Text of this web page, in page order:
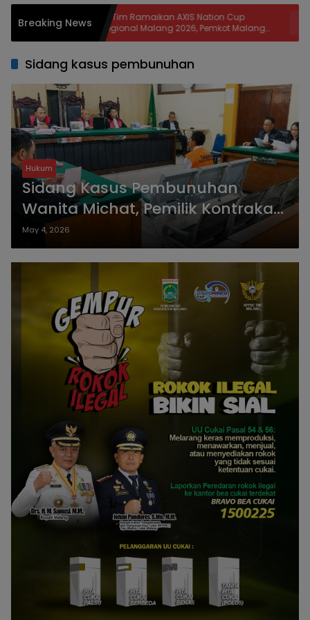
Breaking News37 Tim Ramaikan AXIS Nation Cup
Regional Malang 2026, Pemkot Malang
Bidik Lahirkan Bibit Atlet dan Dongkrak
Sidang kasus pembunuhan
Hukum
Sidang Kasus Pembunuhan
Wanita Michat, Pemilik Kontrakan
Beberkan Kronologi
May 4, 2026